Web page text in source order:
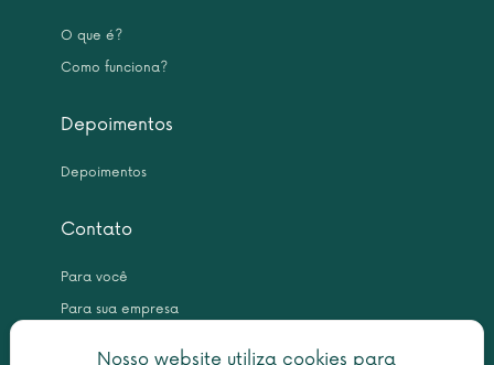
Nosso website utiliza cookies para
O que é?
Como funciona?
Depoimentos
Depoimentos
Contato
Para você
Para sua empresa